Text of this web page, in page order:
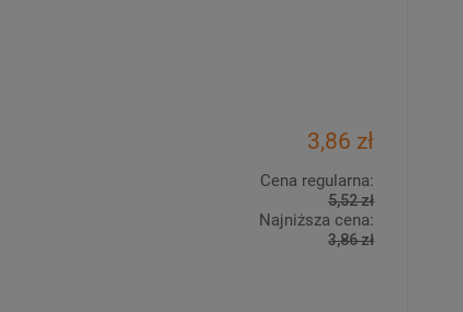
3,86 zł
Cena regularna:
5,52 zł
Najniższa cena:
3,86 zł